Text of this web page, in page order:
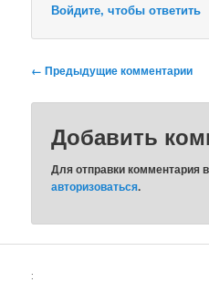
Войдите, чтобы ответить
Навигация
комментариям
← Предыдущие комментарии
Добавить
Для отправки комментария
авторизоваться.
: